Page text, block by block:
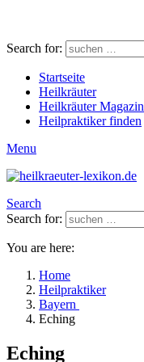
Search for:
Startseite
Heilkräuter
Heilkräuter Magazin
Heilpraktiker finden
Menu
Search
Search for:
You are here:
Home
Heilpraktiker
Bayern
Eching
Eching